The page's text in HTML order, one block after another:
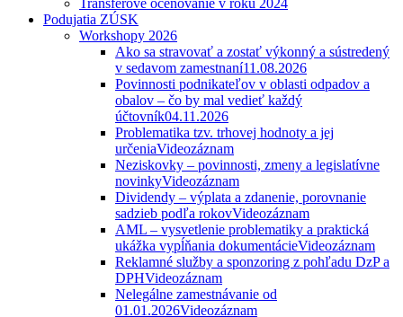
Podujatia ZÚSK
Workshopy 2026
Ako sa stravovať a zostať výkonný a sústredený
v sedavom zamestnaní11.08.2026
Povinnosti podnikateľov v oblasti odpadov a
obalov – čo by mal vedieť každý
účtovník04.11.2026
Problematika tzv. trhovej hodnoty a jej
určeniaVideozáznam
Neziskovky – povinnosti, zmeny a legislatívne
novinkyVideozáznam
Dividendy – výplata a zdanenie, porovnanie
sadzieb podľa rokovVideozáznam
AML – vysvetlenie problematiky a praktická
ukážka vypĺňania dokumentácieVideozáznam
Reklamné služby a sponzoring z pohľadu DzP a
DPHVideozáznam
Nelegálne zamestnávanie od
01.01.2026Videozáznam